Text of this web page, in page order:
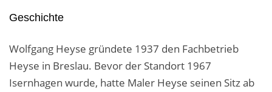
Geschichte
Wolfgang Heyse gründete 1937 den Fachbetrieb
Heyse in Breslau. Bevor der Standort 1967
Isernhagen wurde, hatte Maler Heyse seinen Sitz ab